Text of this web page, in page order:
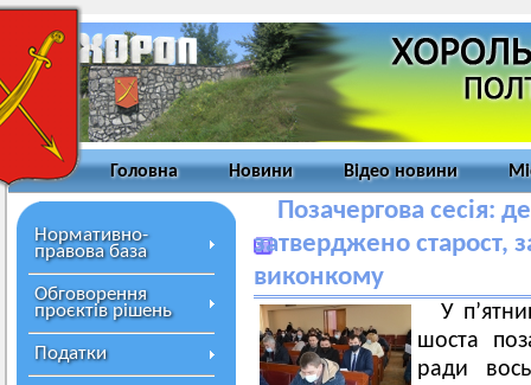
Головна Новини Відео новини
Нормативно-
правова база
Обговорення
проєктів рішень
Податки
Позачергова сесія:
затверджено старост,
виконкому
У
шоста
ради